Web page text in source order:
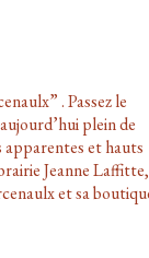
. Passez le
plein de
apparentes et hauts
Jeanne Laffitte,
et sa